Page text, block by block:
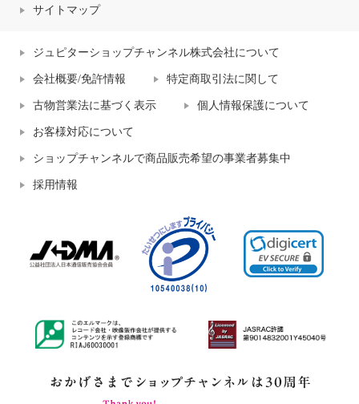
サイトマップ
ジュピターショップチャンネル株式会社について
会社概要/免許情報 特定商取引法に関して
古物営業法に基づく表示 個人情報保護について
お客様対応について
ショップチャンネルで商品販売希望の事業者募集中
採用情報